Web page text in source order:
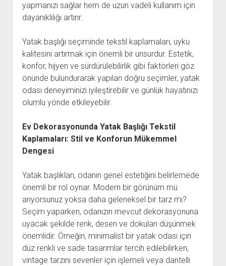
yapmanızı sağlar hem de uzun vadeli kullanım için
dayanıklılığı artırır.
Yatak başlığı seçiminde tekstil kaplamaları, uyku
kalitesini artırmak için önemli bir unsurdur. Estetik,
konfor, hijyen ve sürdürülebilirlik gibi faktörleri göz
önünde bulundurarak yapılan doğru seçimler, yatak
odası deneyiminizi iyileştirebilir ve günlük hayatınızı
olumlu yönde etkileyebilir.
Ev Dekorasyonunda Yatak Başlığı Tekstil
Kaplamaları: Stil ve Konforun Mükemmel
Dengesi
Yatak başlıkları, odanın genel estetiğini belirlemede
önemli bir rol oynar. Modern bir görünüm mü
arıyorsunuz yoksa daha geleneksel bir tarz mı?
Seçim yaparken, odanızın mevcut dekorasyonuna
uyacak şekilde renk, desen ve dokuları düşünmek
önemlidir. Örneğin, minimalist bir yatak odası için
düz renkli ve sade tasarımlar tercih edilebilirken,
vintage tarzını sevenler için işlemeli veya dantelli